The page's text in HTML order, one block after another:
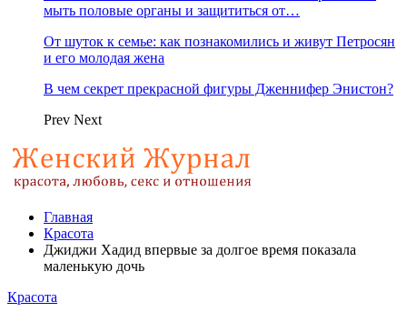
мыть половые органы и защититься от…
От шуток к семье: как познакомились и живут Петросян
и его молодая жена
В чем секрет прекрасной фигуры Дженнифер Энистон?
Prev Next
Главная
Красота
Джиджи Хадид впервые за долгое время показала
маленькую дочь
Красота